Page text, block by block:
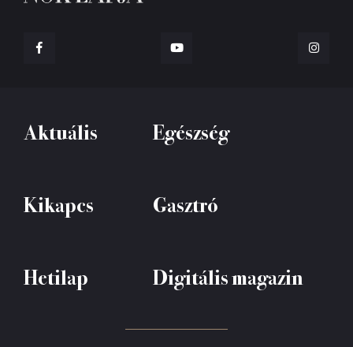
Aktuális Egészség
Kikapcs Gasztró
Hetilap Digitális magazin